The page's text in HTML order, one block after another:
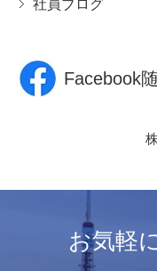
社員ブログ
Facebook
お気軽